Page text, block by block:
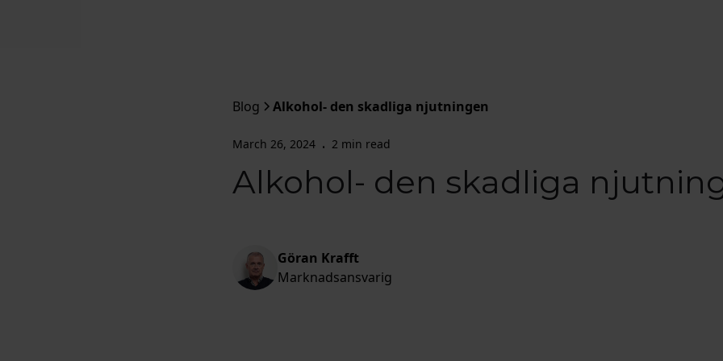
Blog Alkohol- den skadliga njutningen
March 26, 2024 • 2 min read
Alkohol- den skadliga
Göran Krafft
Marknadsansvarig